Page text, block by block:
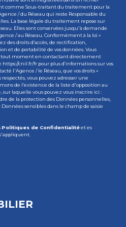
comme Sous-traitant du traitement pour la
/ du Réseau qui reste Responsable du
La base légale du traitement repose sur
Elles sont conservées jusqu'à demande
/ au Réseau. Conformément à la loi «
des droits d’accès, de rectification,
et de portabilité de vos données. Vous
tout moment en contactant directement
https://cnil.fr/fr pour plus d’informations sur vos
l'Agence / le Réseau, que vos droits «
vous pouvez adresser une
de l’existence de la liste d'opposition au
laquelle vous pouvez vous inscrire ici :
de la protection des Données personnelles,
sensibles dans le champ de saisie
Politiques de Confidentialitéet es